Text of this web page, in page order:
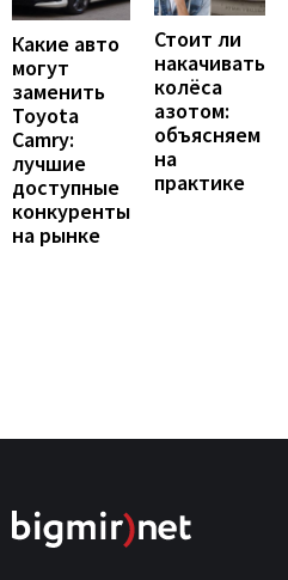
Какие авто
могут
заменить
Toyota
Camry:
лучшие
доступные
конкуренты
на рынке
Стоит ли
накачивать
колёса
азотом:
объясняем
на
практике